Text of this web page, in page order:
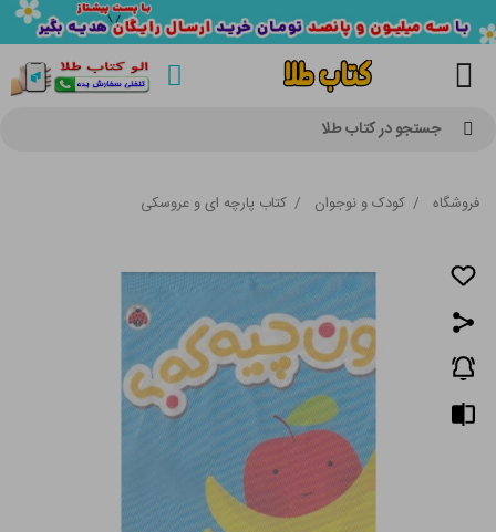
جستجو در کتاب طلا
فروشگاه / کودک و نوجوان / کتاب پارچه ای و عروسکی